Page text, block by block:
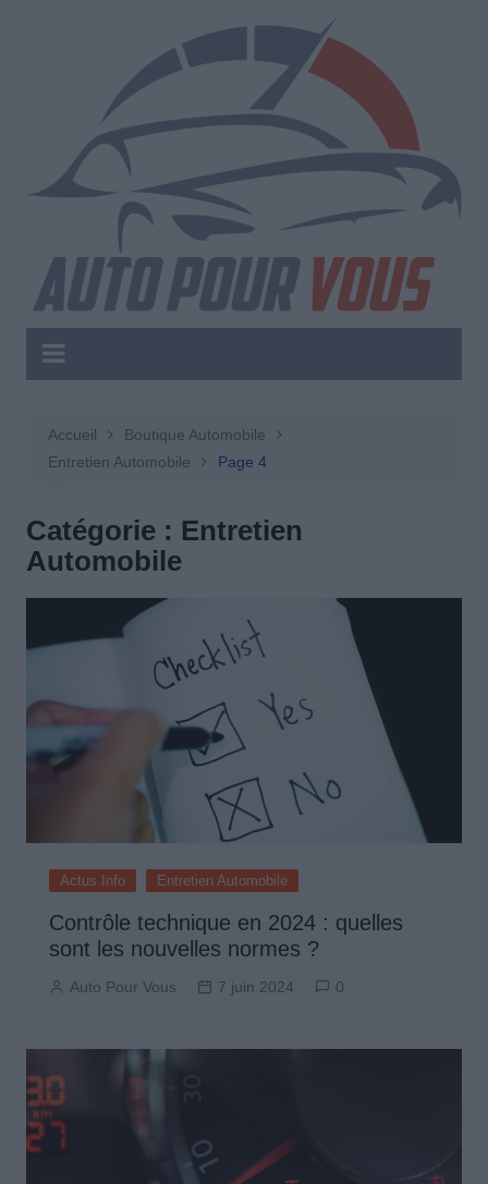
Accueil
Boutique Automobile
Entretien Automobile
Page 4
Catégorie : Entretien
Automobile
Actus Info Entretien Automobile
Contrôle technique en 2024 : quelles
sont les nouvelles normes ?
Auto Pour Vous 7 juin 2024 0